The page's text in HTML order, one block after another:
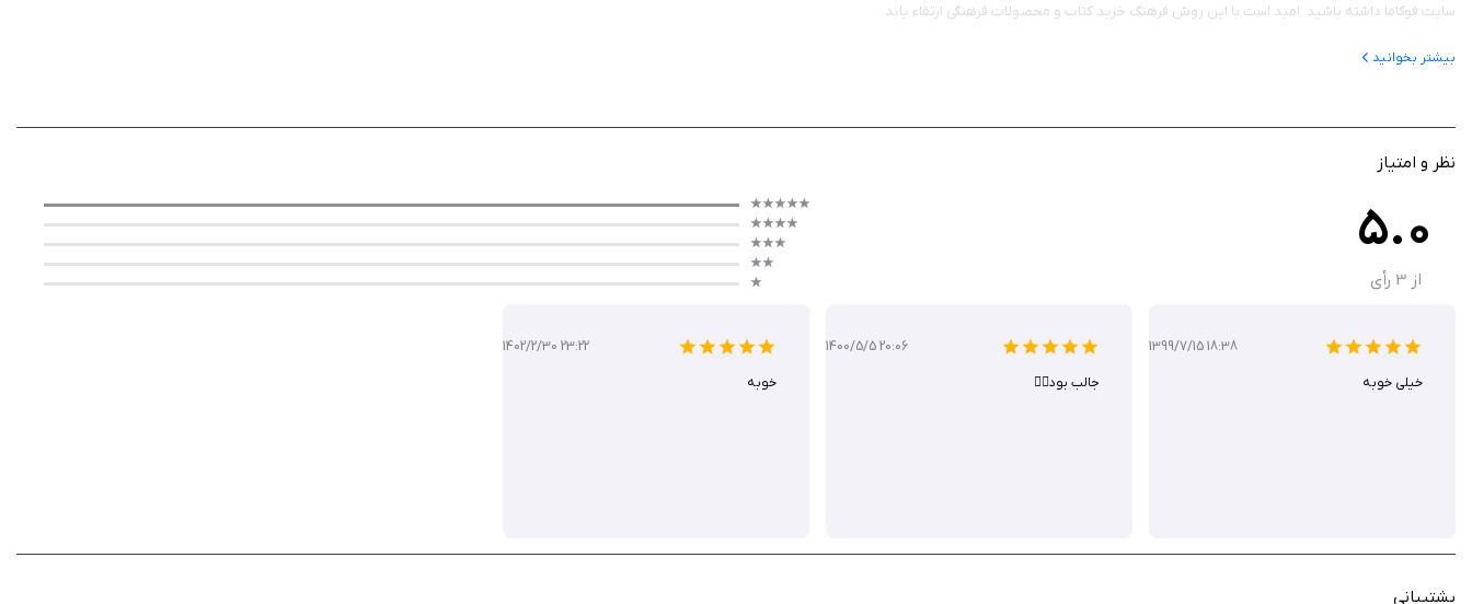
سایت فوکاما داشته باشید. امید است با این روش فرهنگ خرید کتاب و محصولات فرهنگی ارتقاء یابد.
بیشتر بخوانید
نظر و امتیاز
5.0
از3 رأی
1399/7/15 18:38
خیلی خوبه
1400/5/5 20:06
جالب بود👌🏻
1402/2/30 23:22
خوبه
پشتیبانی